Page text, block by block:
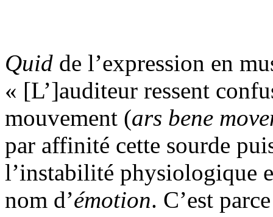
Quid de l’expression en
« [L’]auditeur ressent
mouvement (ars bene
par affinité cette sourde
l’instabilité physiologique
nom d’émotion. C’est